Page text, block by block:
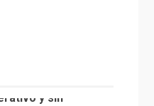
y sin